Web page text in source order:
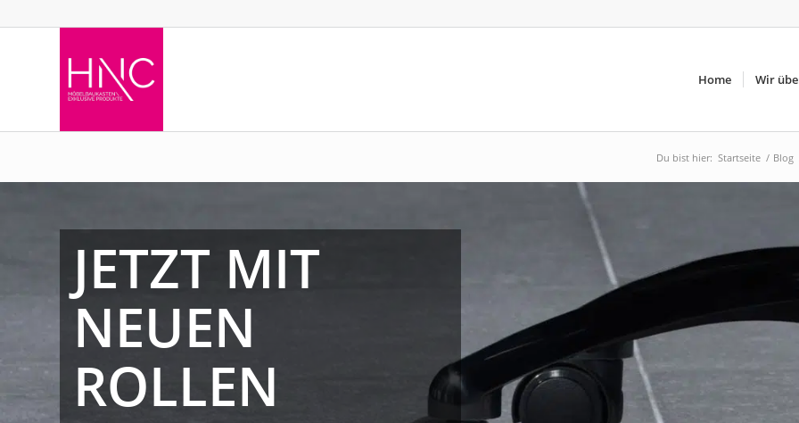
Home Wir
Du bist hier: Startseite / Blog
JETZT MIT
NEUEN
ROLLEN